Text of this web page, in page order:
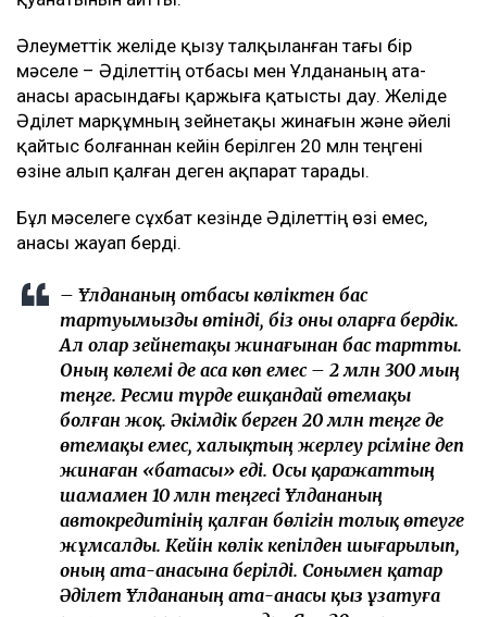
Әлеуметтік желіде қызу талқыланған тағы бір
мәселе – Әділеттің отбасы мен Ұлдананың ата-
анасы арасындағы қаржыға қатысты дау. Желіде
Әділет марқұмның зейнетақы жинағын және әйелі
қайтыс болғаннан кейін берілген 20 млн теңгені
өзіне алып қалған деген ақпарат тарады.
Бұл мәселеге сұхбат кезінде Әділеттің өзі емес,
анасы жауап берді.
– Ұлдананың отбасы көліктен бас
тартуымызды өтінді, біз оны оларға бердік.
Ал олар зейнетақы жинағынан бас тартты.
Оның көлемі де аса көп емес – 2 млн 300 мың
теңге. Ресми түрде ешқандай өтемақы
болған жоқ. Әкімдік берген 20 млн теңге де
өтемақы емес, халықтың жерлеу рәсіміне деп
жинаған «батасы» еді. Осы қаражаттың
шамамен 10 млн теңгесі Ұлдананың
автокредитінің қалған бөлігін толық өтеуге
жұмсалды. Кейін көлік кепілден шығарылып,
оның ата-анасына берілді. Сонымен қатар
Әділет Ұлдананың ата-анасы қыз ұзатуға